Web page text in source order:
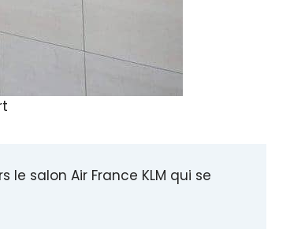
salon Air France KLM qui se